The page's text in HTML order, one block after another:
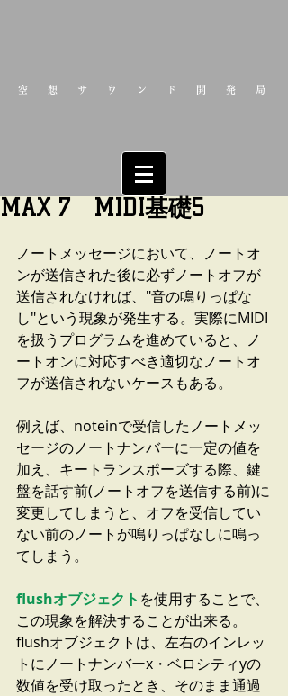
空想サウンド開発局
MAX 7 MIDI基礎5
ノートメッセージにおいて、ノートオ
ンが送信された後に必ずノートオフが
送信されなければ、"音の鳴りっぱな
し"という現象が発生する。実際にMIDI
を扱うプログラムを進めていると、ノ
ートオンに対応すべき適切なノートオ
フが送信されないケースもある。
例えば、noteinで受信したノートメッ
セージのノートナンバーに一定の値を
加え、キートランスポーズする際、鍵
盤を話す前(ノートオフを送信する前)に
変更してしまうと、オフを受信してい
ない前のノートが鳴りっぱなしに鳴っ
てしまう。
flushオブジェクト を使用することで、
この現象を解決することが出来る。
flushオブジェクトは、左右のインレッ
トにノートナンバーx・ベロシティyの
数値を受け取ったとき、そのまま通過